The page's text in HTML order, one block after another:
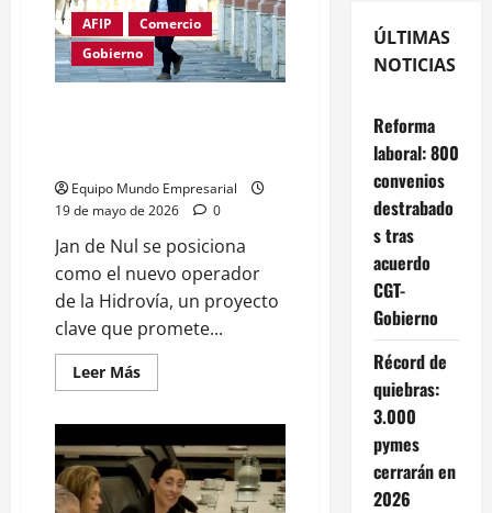
AFIP
Comercio
Gobierno
Equipo Mundo Empresarial
19 de mayo de 2026
0
Jan de Nul se posiciona
como el nuevo operador
de la Hidrovía, un proyecto
clave que promete...
Leer MásLeer
más
Jan
de
Nul
gana
ÚLTIMAS
NOTICIAS
Reforma
laboral: 800
convenios
destrabado
s tras
acuerdo
CGT-
Gobierno
Récord de
quiebras:
3.000
pymes
cerrarán en
2026